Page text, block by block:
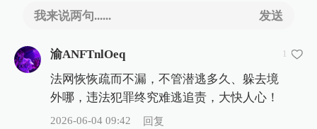
我来说两句...... 发送
渝ANFTnlOeq 1
法网恢恢疏而不漏，不管潜逃多久、躲去境
外哪，违法犯罪终究难逃追责，大快人心！
2026-06-04 09:42 回复